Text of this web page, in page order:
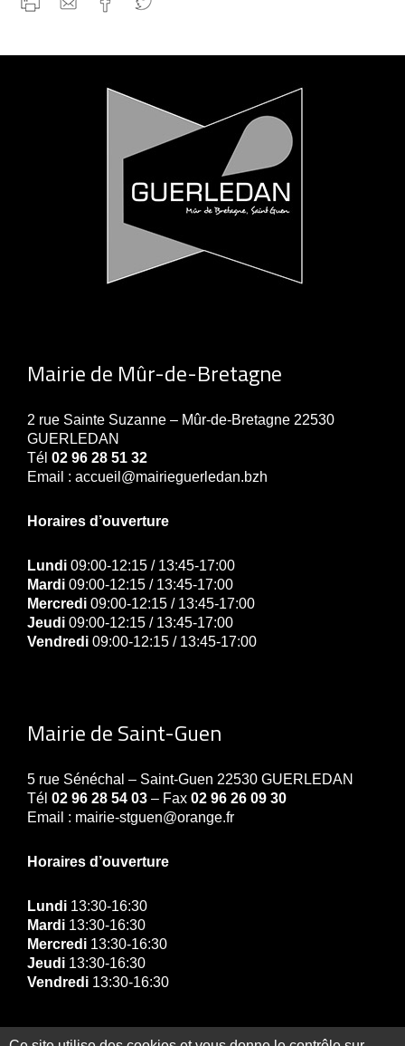
Mairie de Mûr-de-Bretagne
2 rue Sainte Suzanne – Mûr-de-Bretagne 22530
GUERLEDAN
Tél 02 96 28 51 32
Email : accueil@mairieguerledan.bzh
Horaires d’ouverture
Lundi 09:00-12:15 / 13:45-17:00
Mardi 09:00-12:15 / 13:45-17:00
Mercredi 09:00-12:15 / 13:45-17:00
Jeudi 09:00-12:15 / 13:45-17:00
Vendredi 09:00-12:15 / 13:45-17:00
Mairie de Saint-Guen
5 rue Sénéchal – Saint-Guen 22530 GUERLEDAN
Tél 02 96 28 54 03 – Fax 02 96 26 09 30
Email : mairie-stguen@orange.fr
Horaires d’ouverture
Lundi 13:30-16:30
Mardi 13:30-16:30
Mercredi 13:30-16:30
Jeudi 13:30-16:30
Vendredi 13:30-16:30